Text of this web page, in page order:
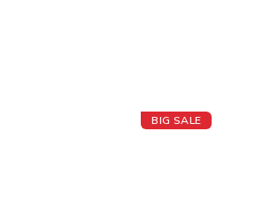
BIG SALE